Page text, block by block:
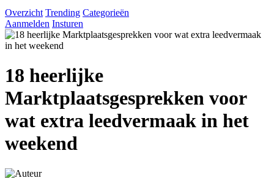
Overzicht Trending Categorieën
Aanmelden Insturen
18 heerlijke
Marktplaatsgesprekken voor
wat extra leedvermaak in het
weekend